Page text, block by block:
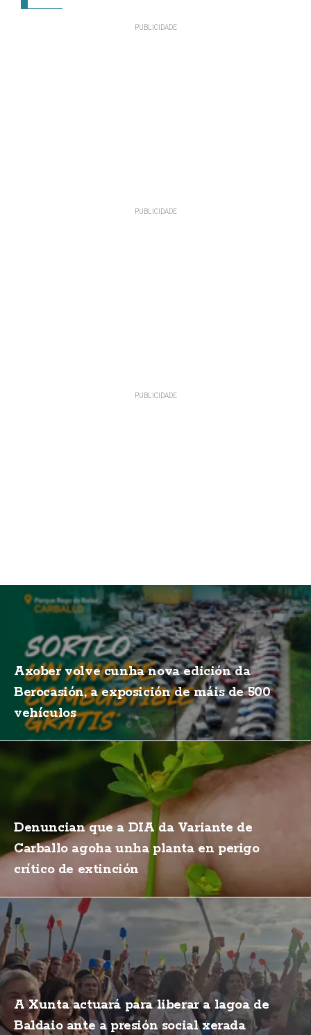
Axober volve cunha nova edición da
Berocasión, a exposición de máis de 500
vehículos
Denuncian que a DIA da Variante de
Carballo agoha unha planta en perigo
crítico de extinción
A Xunta actuará para liberar a lagoa de
Baldaio ante a presión social xerada